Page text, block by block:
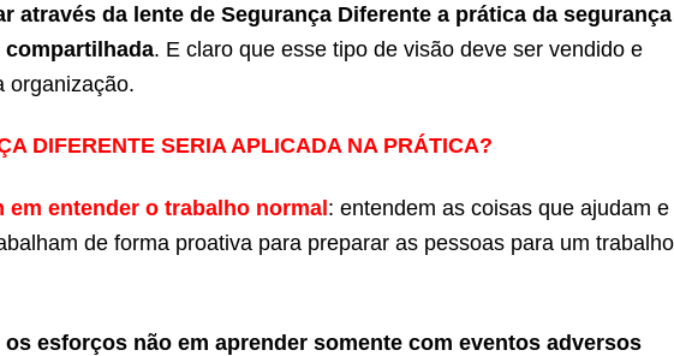
através da lente de Segurança Diferente a prática da segurança
. E claro que esse tipo de visão deve ser vendido e
organização.
DIFERENTE SERIA APLICADA NA PRÁTICA?
entender o trabalho normal : entendem as coisas que ajudam e
de forma proativa para preparar as pessoas para um trabalho
esforços não em aprender somente com eventos adversos